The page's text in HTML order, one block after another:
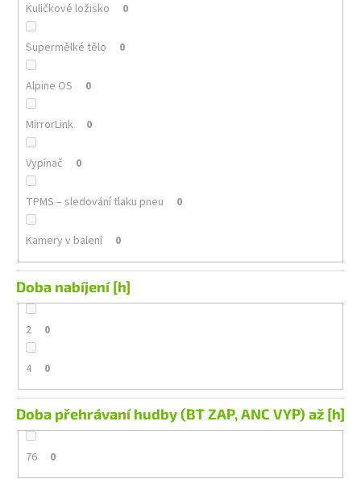
Kuličkové ložisko 0
Supermělké tělo 0
Alpine OS 0
MirrorLink 0
Vypínač 0
TPMS – sledování tlaku pneu 0
Kamery v balení 0
Doba nabíjení [h]
2 0
4 0
Doba přehrávaní hudby (BT ZAP, ANC VYP) až [h]
76 0